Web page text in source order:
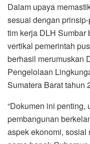
Dalam upaya
sesuai dengan
tim kerja DLH Sumbar
vertikal pemerintah
berhasil merumuskan
Pengelolaan
Sumatera Barat tahun
“Dokumen ini
pembangunan
aspek ekonomi,